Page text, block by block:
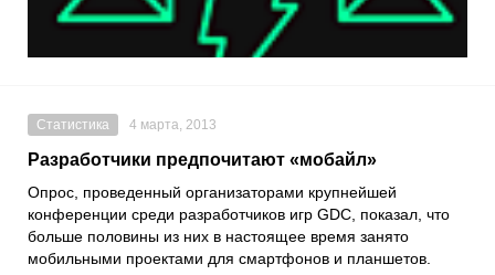
Статистика 4 марта, 2013
Разработчики предпочитают «мобайл»
Опрос, проведенный организаторами крупнейшей
конференции среди разработчиков игр GDC, показал, что
больше половины из них в настоящее время занято
мобильными проектами для смартфонов и планшетов.